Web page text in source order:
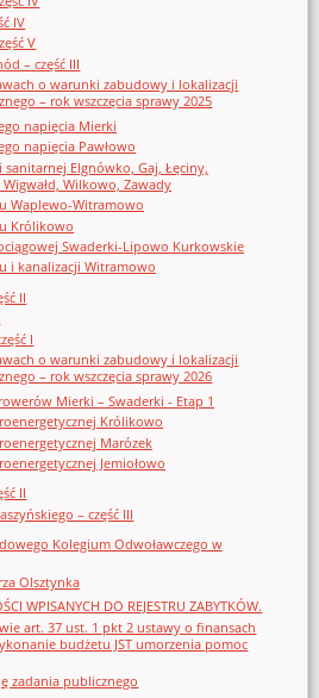
IV
V
– część III
o warunki zabudowy i lokalizacji
– rok wszczęcia sprawy 2025
napięcia Mierki
napięcia Pawłowo
Elgnówko, Gaj, Łęciny,
Wilkowo, Zawady
Waplewo-Witramowo
Królikowo
Swaderki-Lipowo Kurkowskie
i kanalizacji Witramowo
II
I
o warunki zabudowy i lokalizacji
– rok wszczęcia sprawy 2026
Mierki – Swaderki - Etap 1
Królikowo
Marózek
Jemiołowo
II
– część III
Kolegium Odwoławczego w
Olsztynka
WPISANYCH DO REJESTRU ZABYTKÓW.
art. 37 ust. 1 pkt 2 ustawy o finansach
budżetu JST umorzenia pomoc
zadania publicznego